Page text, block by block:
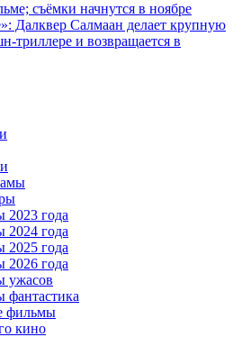
съёмки начнутся в ноябре
Далквер Салмаан делает крупную
триллере и возвращается в
года
года
года
года
ужасов
фильмы
кино